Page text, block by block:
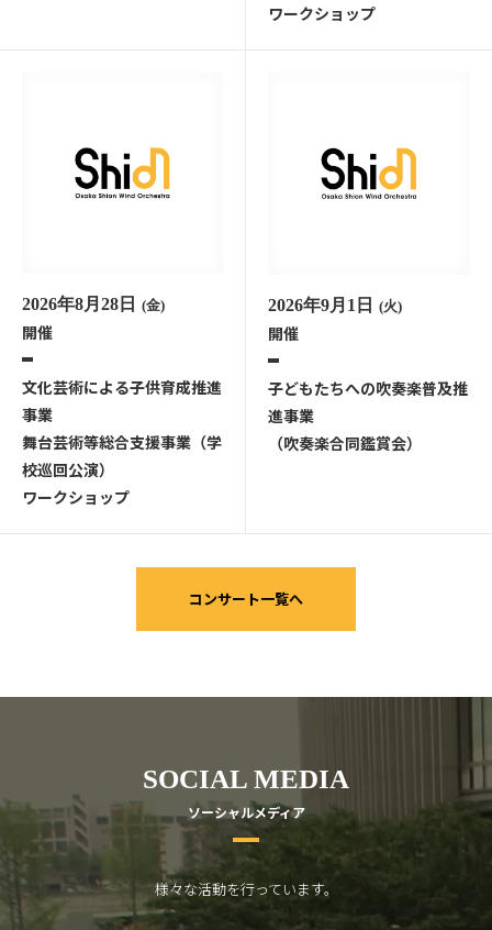
ワークショップ
2026年8月28日 (金)
開催
文化芸術による子供育成推進
事業
舞台芸術等総合支援事業（学
校巡回公演）
ワークショップ
2026年9月1日 (火)
開催
子どもたちへの吹奏楽普及推
進事業
（吹奏楽合同鑑賞会）
コンサート一覧へ
SOCIAL MEDIA
ソーシャルメディア
様々な活動を行っています。